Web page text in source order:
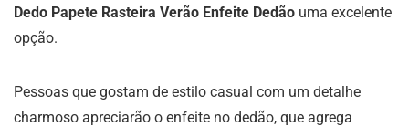
Dedo Papete Rasteira Verão Enfeite Dedão uma excelente
opção.
Pessoas que gostam de estilo casual com um detalhe
charmoso apreciarão o enfeite no dedão, que agrega